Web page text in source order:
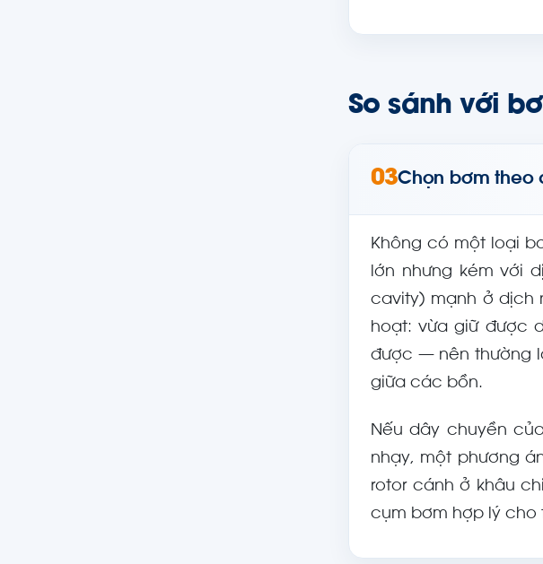
So sánh với
03Chọn bơm theo
Không có một loại
lớn nhưng kém với
cavity) mạnh ở dịch
hoạt: vừa giữ được
được — nên thường
giữa các bồn.
Nếu dây chuyền
nhạy, một phương
rotor cánh ở khâu
cụm bơm hợp lý cho